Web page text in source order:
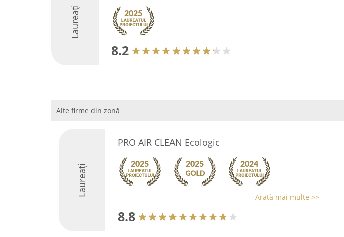
Laureați
8.2
Alte firme din zonă
Laureați
PRO AIR CLEAN Ecologic
Arată mai multe >>
8.8